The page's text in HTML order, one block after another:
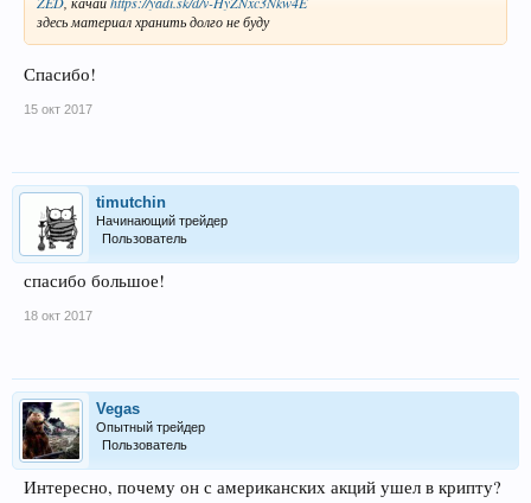
здесь материал хранить долго не буду
Спасибо!
15 окт 2017
timutchin
Начинающий трейдер
Пользователь
спасибо большое!
18 окт 2017
Vegas
Опытный трейдер
Пользователь
Интересно, почему он с американских акций ушел в крипту?